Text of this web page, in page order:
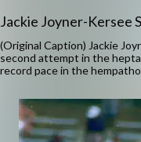
Jackie Joyner-Kersee
(Original Caption) Jackie
second attempt in the
record pace in the